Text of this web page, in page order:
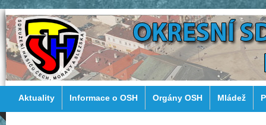
Aktuality Informace o OSH Orgány OSH Mládež